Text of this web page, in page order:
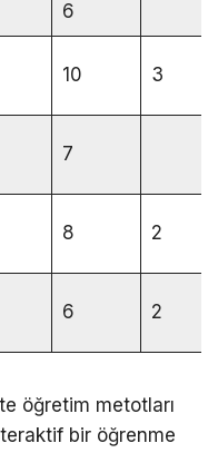
6
10 3
7
8 2
6 2
öğretim metotları
bir öğrenme